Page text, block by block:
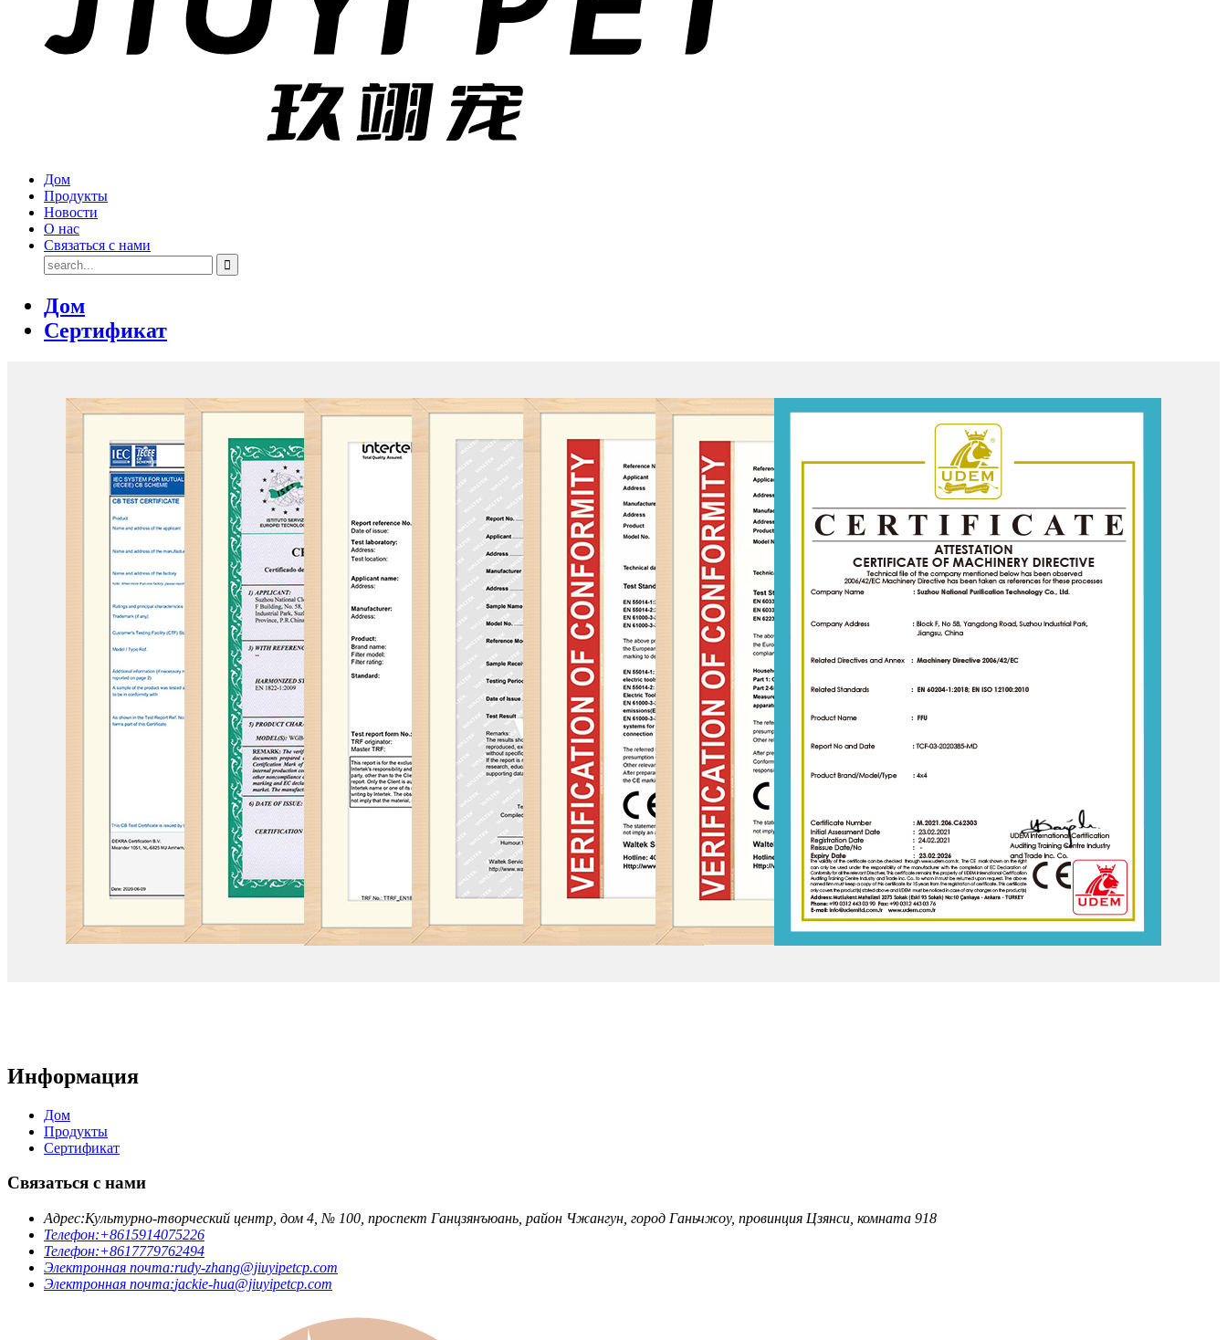
Дом
Продукты
Новости
О нас
Связаться с нами
Дом
Сертификат
Информация
Дом
Продукты
Сертификат
Связаться с нами
Адрес:Культурно-творческий центр, дом 4, № 100, проспект Ганцзянъюань, район Чжангун, город Ганьчжоу, провинция Цзянси, комната 918
Телефон:+8615914075226
Телефон:+8617779762494
Электронная почта:rudy-zhang@jiuyipetcp.com
Электронная почта:jackie-hua@jiuyipetcp.com